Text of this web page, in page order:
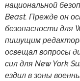
национальной
Beast. Прежде он
безопасности для
пишущим
освещал вопросы
сил для New York
ездил в зоны